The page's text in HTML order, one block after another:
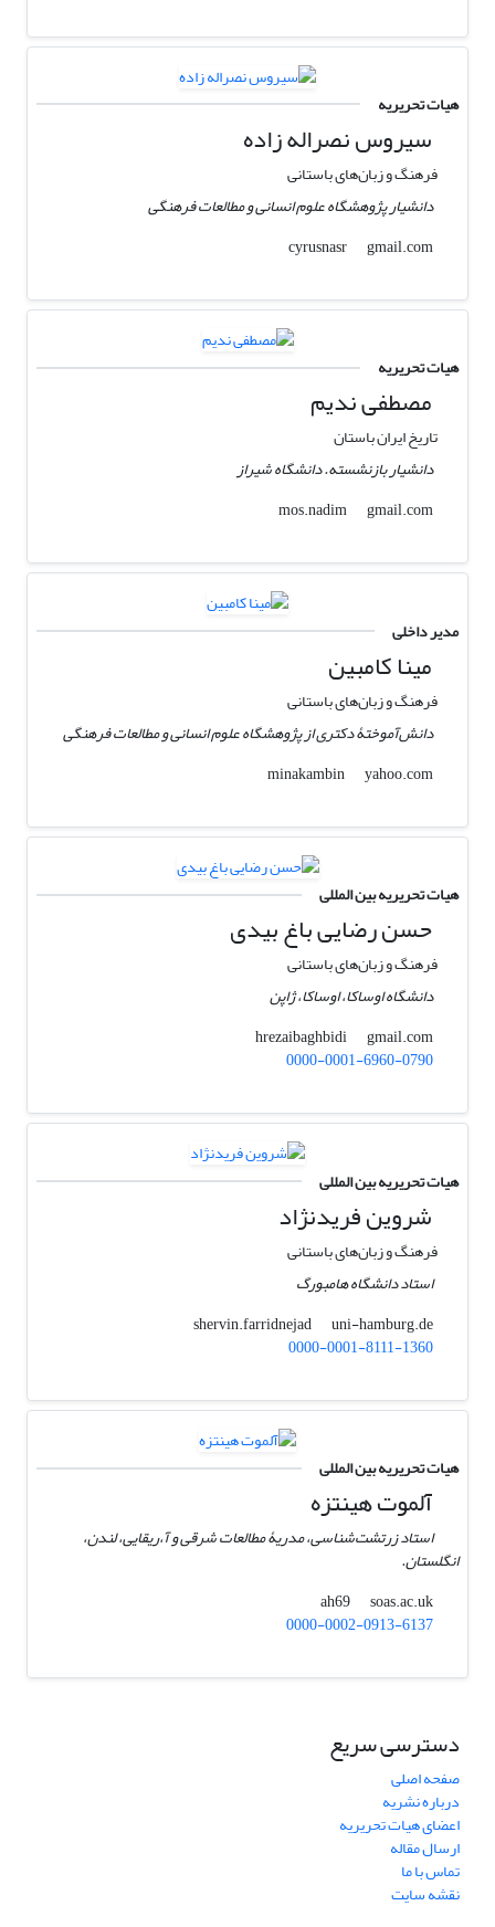
هیات تحریریه
سیروس نصراله زاده
فرهنگ و زبان‌های باستانی
دانشیار پژوهشگاه علوم انسانی و مطالعات فرهنگی
cyrusnasr
gmail.com
هیات تحریریه
مصطفی ندیم
تاریخ ایران باستان
دانشیار بازنشسته. دانشگاه شیراز
mos.nadim
gmail.com
مدیر داخلی
مینا کامبین
فرهنگ و زبان‌های باستانی
دانش‌آموختۀ دکتری از پژوهشگاه علوم انسانی و مطالعات فرهنگی
minakambin
yahoo.com
هیات تحریریه بین المللی
حسن رضایی باغ بیدی
فرهنگ و زبان‌های باستانی
دانشگاه اوساکا، اوساکا، ژاپن
hrezaibaghbidi
gmail.com
0000-0001-6960-0790
هیات تحریریه بین المللی
شروین فریدنژاد
فرهنگ و زبان‌های باستانی
استاد دانشگاه هامبورگ
shervin.farridnejad
uni-hamburg.de
0000-0001-8111-1360
هیات تحریریه بین المللی
آلموت هینتزه
استاد زرتشت‌شناسی، مدریۀ مطالعات شرقی و آ،ریقایی، لندن،
انگلستان.
ah69
soas.ac.uk
0000-0002-0913-6137
دسترسی سریع
صفحه اصلی
درباره نشریه
اعضای هیات تحریریه
ارسال مقاله
تماس با ما
نقشه سایت